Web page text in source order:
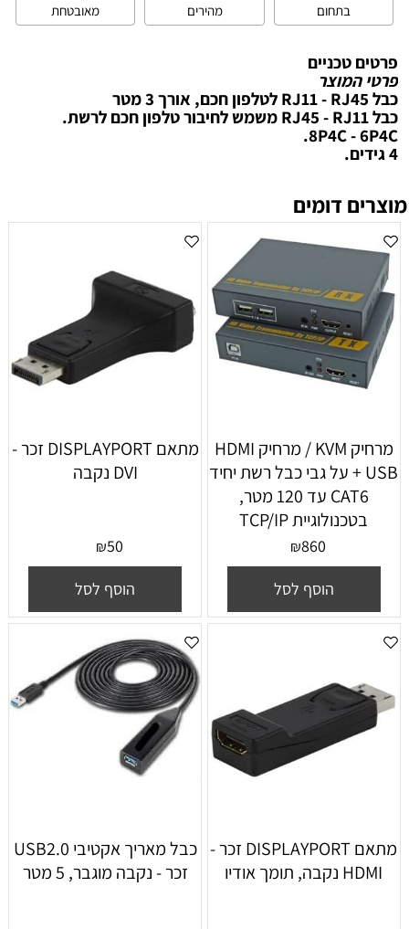
בתחום
מהירים
מאובטחת
פרטים טכניים
פרטי המוצר
כבל RJ11 - RJ45 לטלפון חכם, אורך 3 מטר
כבל RJ45 - RJ11 משמש לחיבור טלפון חכם לרשת.
8P4C - 6P4C.
4 גידים.
מוצרים דומים
מרחיק KVM / מרחיק HDMI
+ USB על גבי כבל רשת יחיד
CAT6 עד 120 מטר,
בטכנולוגיית TCP/IP
₪860
הוסף לסל
מתאם DISPLAYPORT זכר -
DVI נקבה
₪50
הוסף לסל
מתאם DISPLAYPORT זכר -
HDMI נקבה, תומך אודיו
כבל מאריך אקטיבי USB2.0
זכר - נקבה מוגבר, 5 מטר